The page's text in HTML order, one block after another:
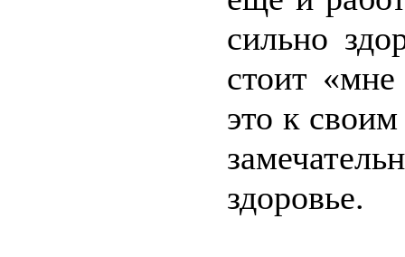
сильно
стоит
это к
здоровье.